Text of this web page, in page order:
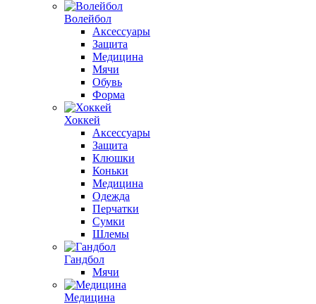
Волейбол
Аксессуары
Защита
Медицина
Мячи
Обувь
Форма
Хоккей
Аксессуары
Защита
Клюшки
Коньки
Медицина
Одежда
Перчатки
Сумки
Шлемы
Гандбол
Мячи
Медицина